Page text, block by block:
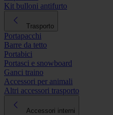
Kit bulloni antifurto
Trasporto
Portapacchi
Barre da tetto
Portabici
Portasci e snowboard
Ganci traino
Accessori per animali
Altri accessori trasporto
Accessori interni